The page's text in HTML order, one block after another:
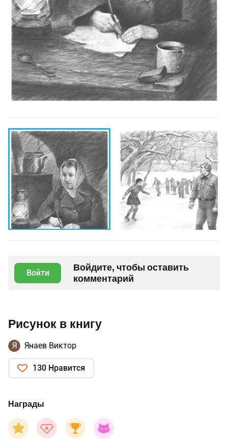
Войти
Войдите, чтобы оставить
комментарий
Рисунок в книгу
Я Янаев Виктор
130 Нравится
Награды